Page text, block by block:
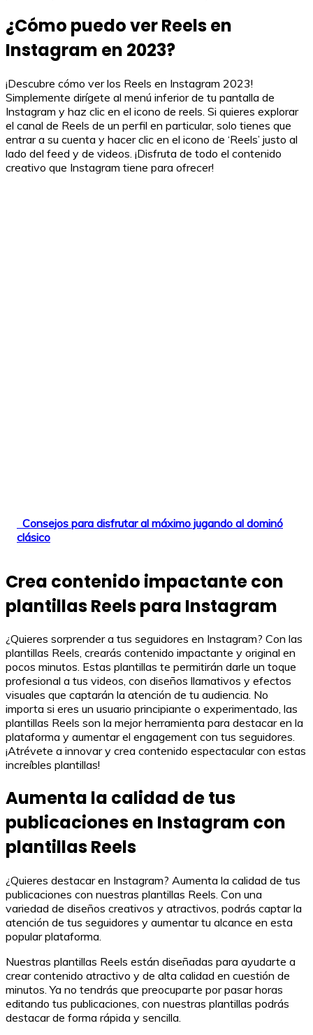
¿Cómo puedo ver Reels en
Instagram en 2023?
¡Descubre cómo ver los Reels en Instagram 2023!
Simplemente dirígete al menú inferior de tu pantalla de
Instagram y haz clic en el icono de reels. Si quieres explorar
el canal de Reels de un perfil en particular, solo tienes que
entrar a su cuenta y hacer clic en el icono de ‘Reels’ justo al
lado del feed y de videos. ¡Disfruta de todo el contenido
creativo que Instagram tiene para ofrecer!
Consejos para disfrutar al máximo jugando al dominó
clásico
Crea contenido impactante con
plantillas Reels para Instagram
¿Quieres sorprender a tus seguidores en Instagram? Con las
plantillas Reels, crearás contenido impactante y original en
pocos minutos. Estas plantillas te permitirán darle un toque
profesional a tus videos, con diseños llamativos y efectos
visuales que captarán la atención de tu audiencia. No
importa si eres un usuario principiante o experimentado, las
plantillas Reels son la mejor herramienta para destacar en la
plataforma y aumentar el engagement con tus seguidores.
¡Atrévete a innovar y crea contenido espectacular con estas
increíbles plantillas!
Aumenta la calidad de tus
publicaciones en Instagram con
plantillas Reels
¿Quieres destacar en Instagram? Aumenta la calidad de tus
publicaciones con nuestras plantillas Reels. Con una
variedad de diseños creativos y atractivos, podrás captar la
atención de tus seguidores y aumentar tu alcance en esta
popular plataforma.
Nuestras plantillas Reels están diseñadas para ayudarte a
crear contenido atractivo y de alta calidad en cuestión de
minutos. Ya no tendrás que preocuparte por pasar horas
editando tus publicaciones, con nuestras plantillas podrás
destacar de forma rápida y sencilla.